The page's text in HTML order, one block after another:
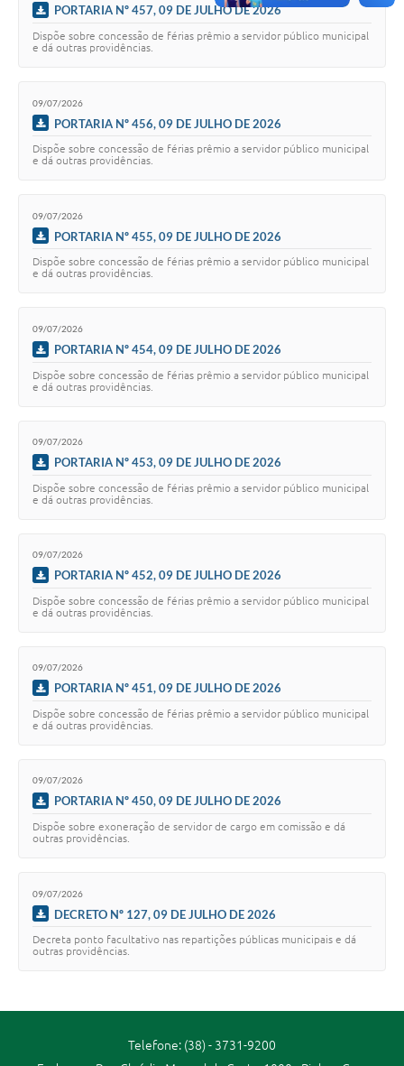
Links
Serviços Online
Enquete
Agenda
Emprega
PORTARIA Nº 457, 09 DE JULHO DE 2026
Dispõe sobre concessão de férias prêmio a servidor público municipal
e dá outras providências.
09/07/2026
PORTARIA Nº 456, 09 DE JULHO DE 2026
Dispõe sobre concessão de férias prêmio a servidor público municipal
e dá outras providências.
09/07/2026
PORTARIA Nº 455, 09 DE JULHO DE 2026
Dispõe sobre concessão de férias prêmio a servidor público municipal
e dá outras providências.
09/07/2026
PORTARIA Nº 454, 09 DE JULHO DE 2026
Dispõe sobre concessão de férias prêmio a servidor público municipal
e dá outras providências.
09/07/2026
PORTARIA Nº 453, 09 DE JULHO DE 2026
Dispõe sobre concessão de férias prêmio a servidor público municipal
e dá outras providências.
09/07/2026
PORTARIA Nº 452, 09 DE JULHO DE 2026
Dispõe sobre concessão de férias prêmio a servidor público municipal
e dá outras providências.
09/07/2026
PORTARIA Nº 451, 09 DE JULHO DE 2026
Dispõe sobre concessão de férias prêmio a servidor público municipal
e dá outras providências.
09/07/2026
PORTARIA Nº 450, 09 DE JULHO DE 2026
Dispõe sobre exoneração de servidor de cargo em comissão e dá
outras providências.
09/07/2026
DECRETO Nº 127, 09 DE JULHO DE 2026
Decreta ponto facultativo nas repartições públicas municipais e dá
outras providências.
Telefone: (38) - 3731-9200